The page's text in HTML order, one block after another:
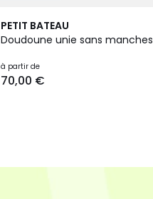
PETIT BATEAU
Doudoune unie sans manches
à partir de
70,00 €